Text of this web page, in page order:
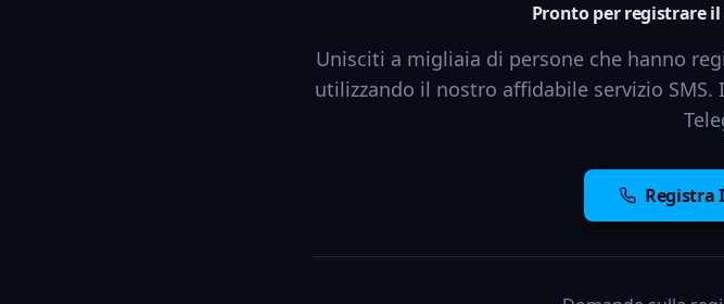
Pronto per registrare
Unisciti a migliaia di persone che hanno
utilizzando il nostro affidabile servizio
Registra